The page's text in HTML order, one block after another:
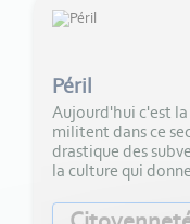
Péril
Aujourd'hui c'est
militent dans ce
drastique des
la culture qui